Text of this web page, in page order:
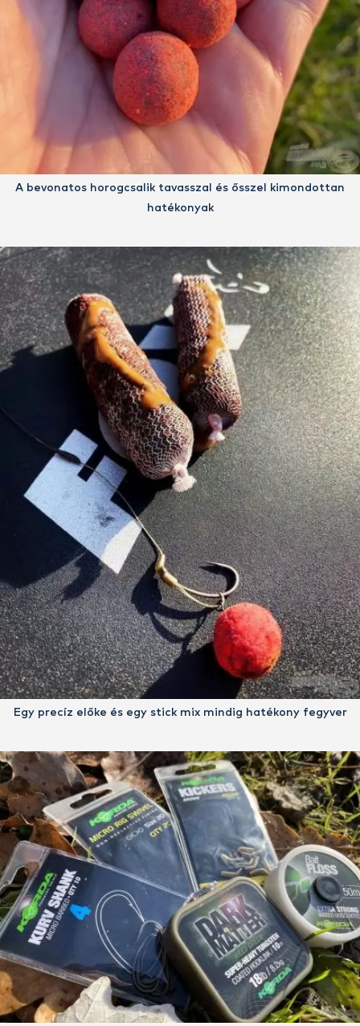
A bevonatos horogcsalik tavasszal és ősszel kimondottan
hatékonyak
Egy precíz előke és egy stick mix mindig hatékony fegyver